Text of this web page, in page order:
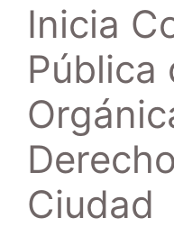
Inicia
Pública
Ciudad